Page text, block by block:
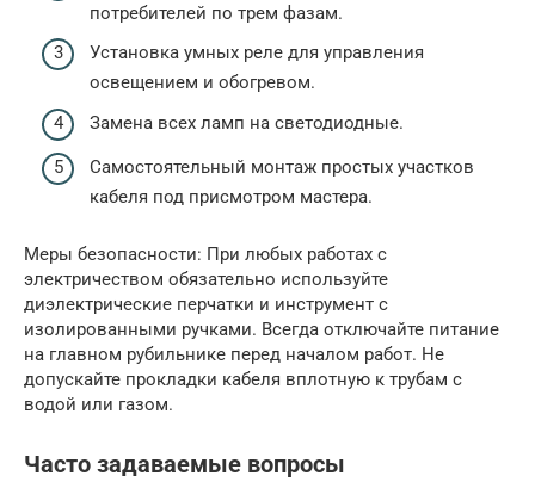
потребителей по трем фазам.
Установка умных реле для управления
освещением и обогревом.
Замена всех ламп на светодиодные.
Самостоятельный монтаж простых участков
кабеля под присмотром мастера.
Меры безопасности: При любых работах с
электричеством обязательно используйте
диэлектрические перчатки и инструмент с
изолированными ручками. Всегда отключайте питание
на главном рубильнике перед началом работ. Не
допускайте прокладки кабеля вплотную к трубам с
водой или газом.
Часто задаваемые вопросы